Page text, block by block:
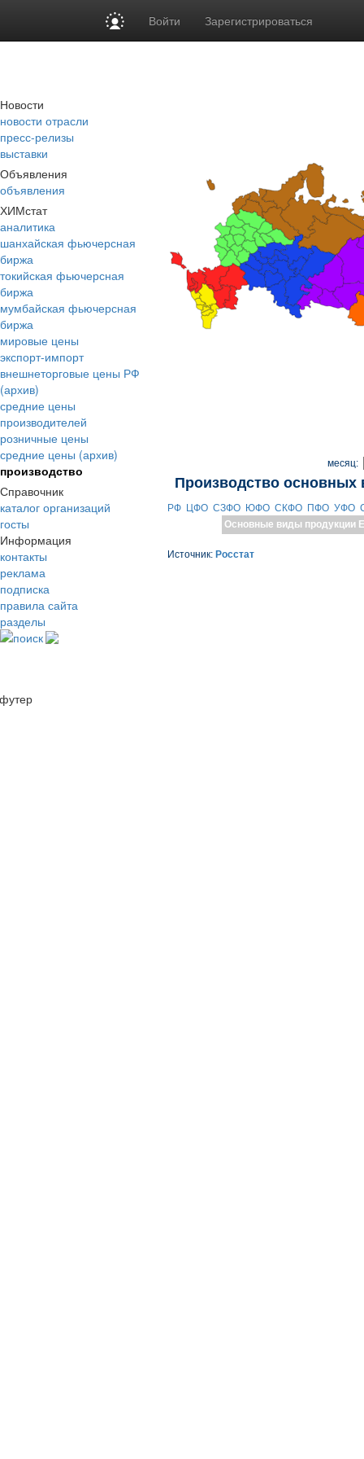
Войти Зарегистрироваться
Новости
новости отрасли
пресс-релизы
выставки
Объявления
объявления
ХИМстат
аналитика
шанхайская фьючерсная
биржа
токийская фьючерсная
биржа
мумбайская фьючерсная
биржа
мировые цены
экспорт-импорт
внешнеторговые цены РФ
(архив)
средние цены
производителей
розничные цены
средние цены (архив)
производство
Справочник
каталог организаций
госты
Информация
контакты
реклама
подписка
правила сайта
разделы
поиск
месяц:
Производство основных
РФ ЦФО СЗФО ЮФО СКФО ПФО УФО
Основные виды продукции
Источник: Росстат
футер